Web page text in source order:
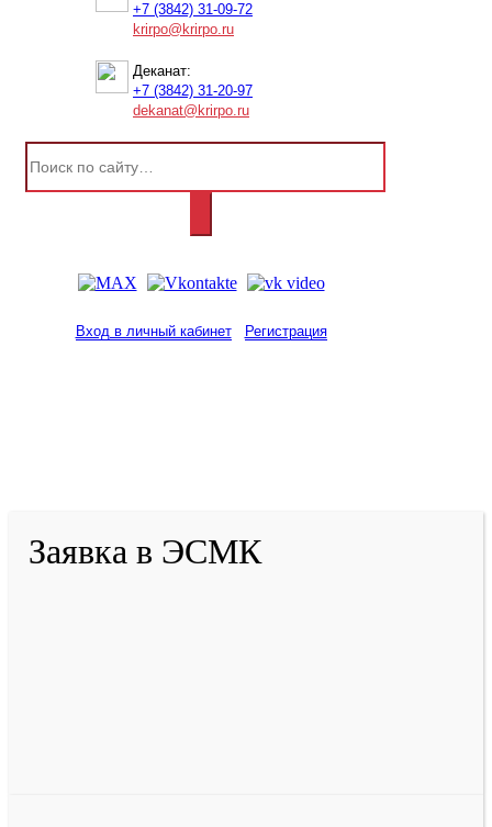
+7 (3842) 31-09-72
krirpo@krirpo.ru
Деканат:
+7 (3842) 31-20-97
dekanat@krirpo.ru
Вход в личный кабинет Регистрация
Заявка в ЭСМК